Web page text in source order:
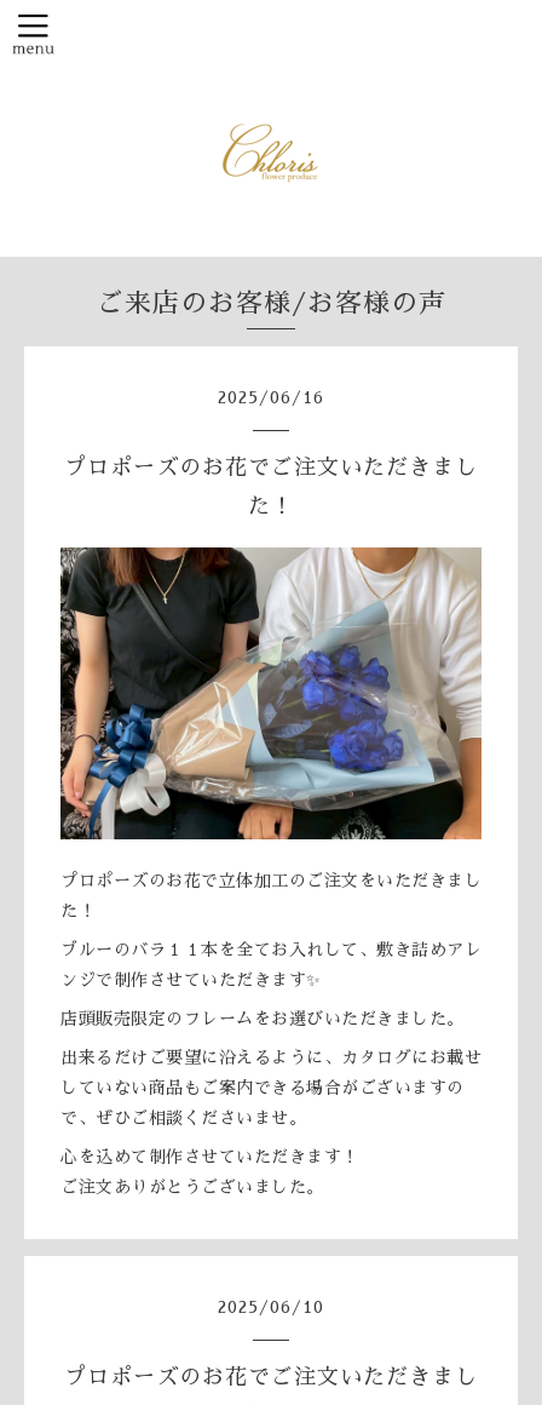
ご来店のお客様/お客様の声
2025 /06 / 16
プロポーズのお花でご注文いただきまし
た！
プロポーズのお花で立体加工のご注文をいただきまし
た！
ブルーのバラ１１本を全てお入れして、敷き詰めアレ
ンジで制作させていただきます✨
店頭販売限定のフレームをお選びいただきました。
出来るだけご要望に沿えるように、カタログにお載せ
していない商品もご案内できる場合がございますの
で、ぜひご相談くださいませ。
心を込めて制作させていただきます！
ご注文ありがとうございました。
2025 /06 / 10
プロポーズのお花でご注文いただきまし